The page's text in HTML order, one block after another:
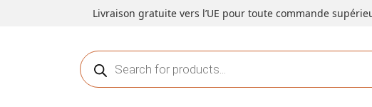
Livraison gratuite vers l’UE pour toute commande